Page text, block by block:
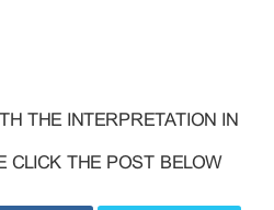
THE INTERPRETATION IN
CLICK THE POST BELOW